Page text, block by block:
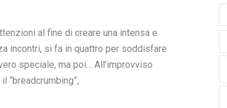
al fine di creare una intensa e
incontri, si fa in quattro per soddisfare
speciale, ma poi… All’improvviso
“breadcrumbing”,